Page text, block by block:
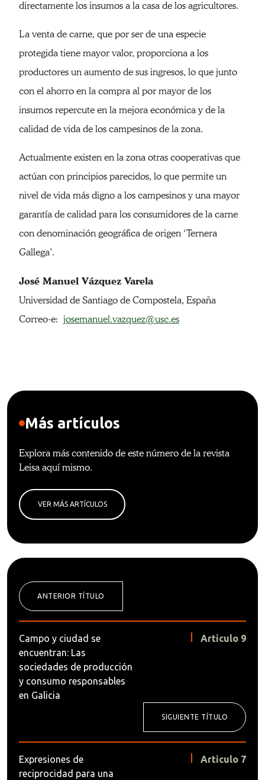
directamente los insumos a la casa de los agricultores.
La venta de carne, que por ser de una especie
protegida tiene mayor valor, proporciona a los
productores un aumento de sus ingresos, lo que junto
con el ahorro en la compra al por mayor de los
insumos repercute en la mejora económica y de la
calidad de vida de los campesinos de la zona.
Actualmente existen en la zona otras cooperativas que
actúan con principios parecidos, lo que permite un
nivel de vida más digno a los campesinos y una mayor
garantía de calidad para los consumidores de la carne
con denominación geográfica de origen ‘Ternera
Gallega’.
José Manuel Vázquez Varela
Universidad de Santiago de Compostela, España
Correo-e: josemanuel.vazquez@usc.es
Más artículos
Explora más contenido de este número de la revista
Leisa aquí mismo.
VER MÁS ARTÍCULOS
ANTERIOR TÍTULO
Campo y ciudad se
encuentran: Las
sociedades de producción
y consumo responsables
en Galicia
Articulo 9
SIGUIENTE TÍTULO
Expresiones de
reciprocidad para una
Articulo 7